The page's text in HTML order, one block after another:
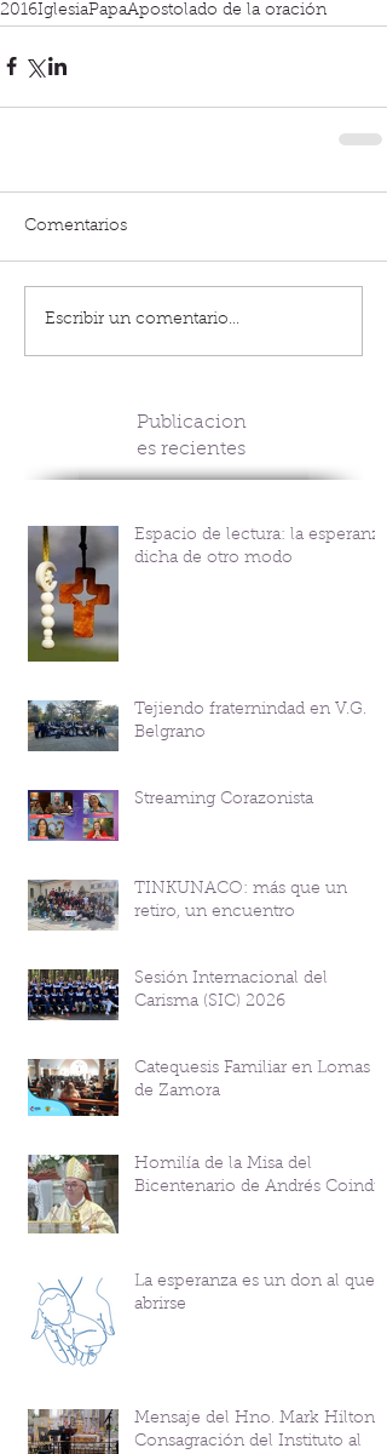
2016IglesiaPapaApostolado de la oración
Comentarios
Escribir un comentario...
Publicacion
es recientes
Espacio de lectura: la esperanza
dicha de otro modo
Tejiendo fraternindad en V.G.
Belgrano
Streaming Corazonista
TINKUNACO: más que un
retiro, un encuentro
Sesión Internacional del
Carisma (SIC) 2026
Catequesis Familiar en Lomas
de Zamora
Homilía de la Misa del
Bicentenario de Andrés Coindre
La esperanza es un don al que
abrirse
Mensaje del Hno. Mark Hilton y
Consagración del Instituto al